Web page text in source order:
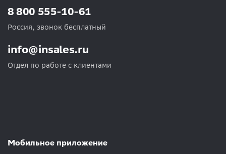
info@insales.ru
Отдел по работе с клиентами
8 800 555-10-61
Россия, звонок бесплатный
Мобильное приложение